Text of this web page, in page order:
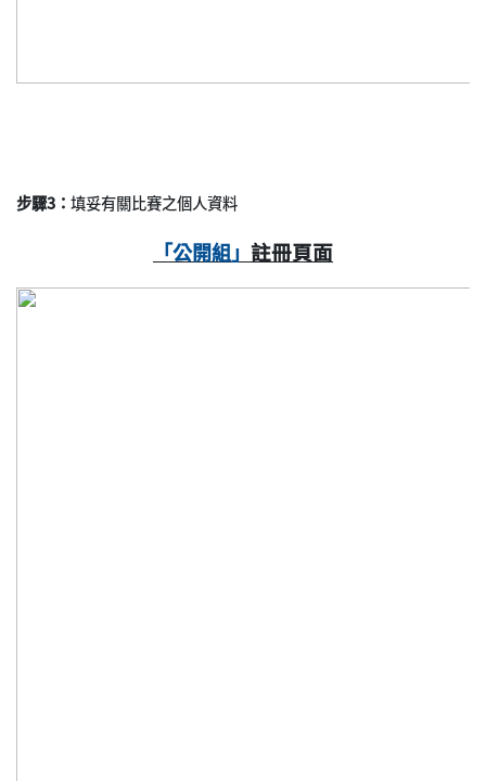
步驟3： 填妥有關比賽之個人資料
「公開組」 註冊頁面